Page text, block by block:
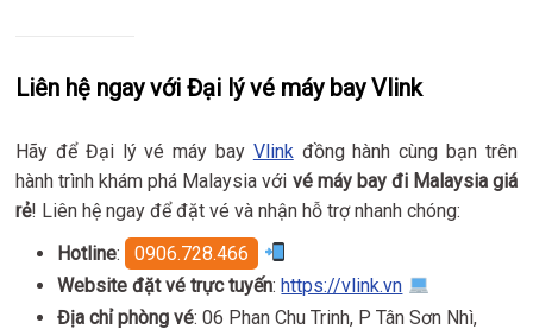
Liên hệ ngay với Đại lý vé máy bay Vlink
Hãy để Đại lý vé máy bay Vlink đồng hành cùng bạn trên
hành trình khám phá Malaysia với vé máy bay đi Malaysia giá
rẻ! Liên hệ ngay để đặt vé và nhận hỗ trợ nhanh chóng:
Hotline:
0906.728.466
Website đặt vé trực tuyến:https://vlink.vn
Địa chỉ phòng vé: 06 Phan Chu Trinh, P Tân Sơn Nhì,